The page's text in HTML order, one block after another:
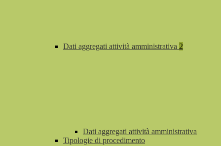
Dati aggregati attività amministrativa 2
Dati aggregati attività amministrativa
Tipologie di procedimento